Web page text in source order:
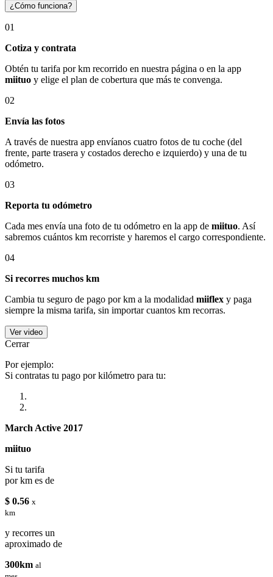
¿Cómo funciona?
01
Cotiza y contrata
Obtén tu tarifa por km recorrido en nuestra página o en la app
miituo y elige el plan de cobertura que más te convenga.
02
Envía las fotos
A través de nuestra app envíanos cuatro fotos de tu coche (del
frente, parte trasera y costados derecho e izquierdo) y una de tu
odómetro.
03
Reporta tu odómetro
Cada mes envía una foto de tu odómetro en la app de miituo. Así
sabremos cuántos km recorriste y haremos el cargo correspondiente.
04
Si recorres muchos km
Cambia tu seguro de pago por km a la modalidad miiflex y paga
siempre la misma tarifa, sin importar cuantos km recorras.
Ver video
Cerrar
Por ejemplo:
Si contratas tu pago por kilómetro para tu:
March Active 2017
miituo
Si tu tarifa
por km es de
$ 0.56 x
km
y recorres un
aproximado de
300km al